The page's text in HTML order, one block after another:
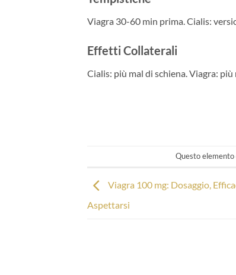
Viagra 30-60 min prima. Cialis:
Effetti Collaterali
Cialis: più mal di schiena. Viagra: più
Questo
Viagra 100 mg: Dosaggio,
Aspettarsi